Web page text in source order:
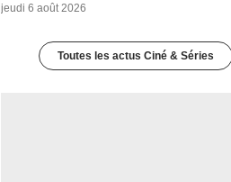
jeudi 6 août 2026
Toutes les actus Ciné & Séries